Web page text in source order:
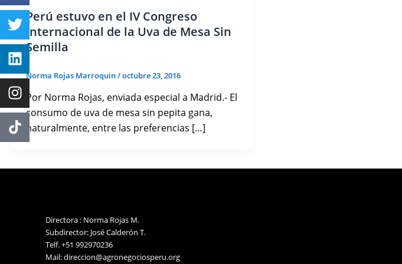
Perú estuvo en el IV Congreso
Internacional de la Uva de Mesa Sin
Semilla
Norma Rojas Marroquin/octubre 23, 2016
Por Norma Rojas, enviada especial a Madrid.- El
consumo de uva de mesa sin pepita gana,
naturalmente, entre las preferencias […]
Directora : Norma Rojas M.
Subdirector: José Calderón T.
Telf. +51 992970236
Mail: direccion@agronegociosperu.org